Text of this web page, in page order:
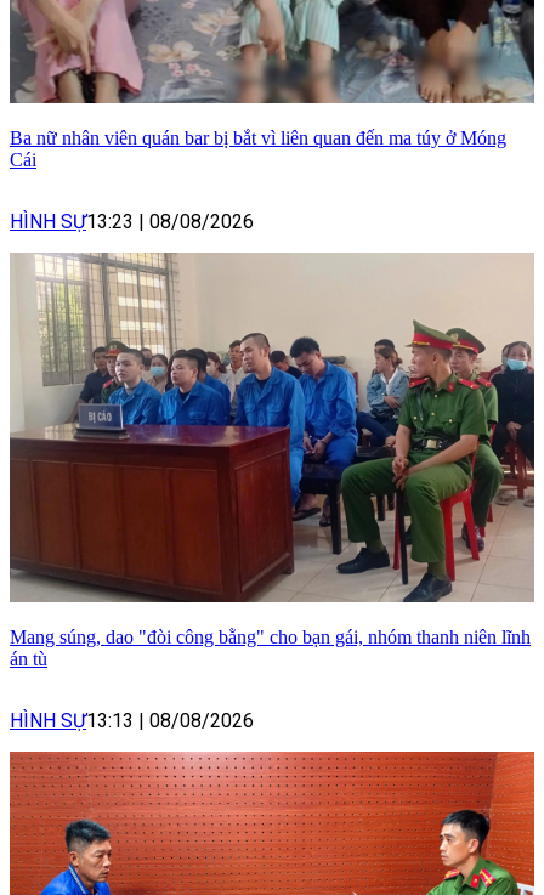
Ba nữ nhân viên quán bar bị bắt vì liên quan đến ma túy ở Móng
Cái
HÌNH SỰ13:23 | 08/08/2026
Mang súng, dao "đòi công bằng" cho bạn gái, nhóm thanh niên lĩnh
án tù
HÌNH SỰ13:13 | 08/08/2026